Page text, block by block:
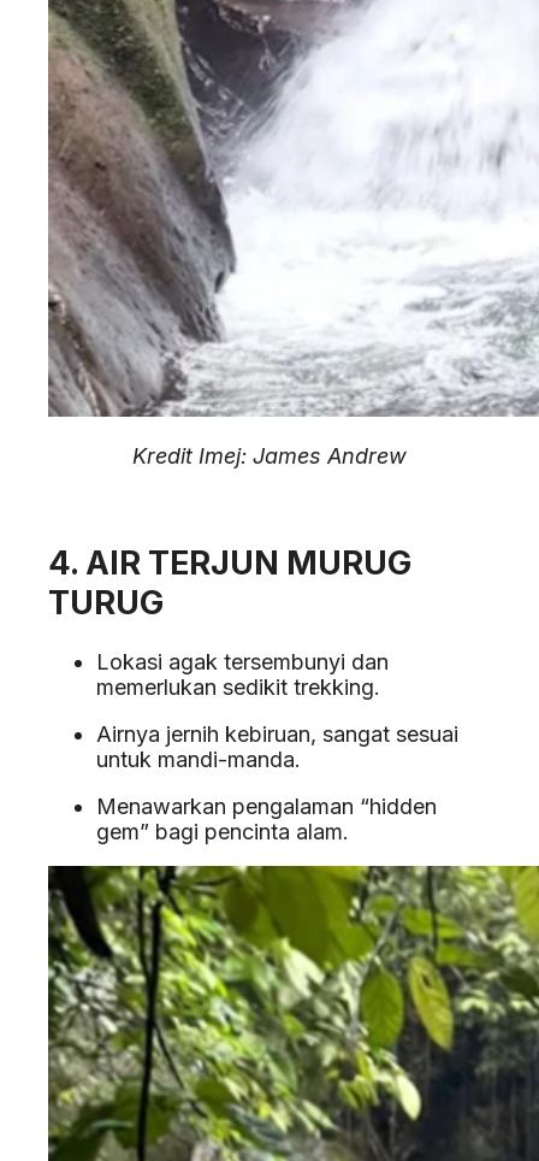
Kredit Imej: James Andrew
4. AIR TERJUN MURUG
TURUG
Lokasi agak tersembunyi dan
memerlukan sedikit trekking.
Airnya jernih kebiruan, sangat sesuai
untuk mandi-manda.
Menawarkan pengalaman “hidden
gem” bagi pencinta alam.